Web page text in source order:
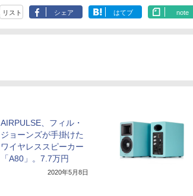
リスト シェア はてブ note
AIRPULSE、フィル・
ジョーンズが手掛けた
ワイヤレススピーカー
「A80」。7.7万円
2020年5月8日